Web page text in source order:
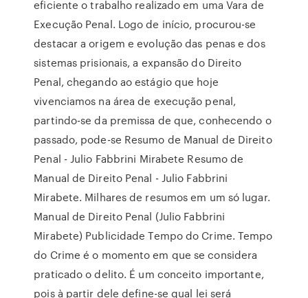
eficiente o trabalho realizado em uma Vara de
Execução Penal. Logo de início, procurou-se
destacar a origem e evolução das penas e dos
sistemas prisionais, a expansão do Direito
Penal, chegando ao estágio que hoje
vivenciamos na área de execução penal,
partindo-se da premissa de que, conhecendo o
passado, pode-se Resumo de Manual de Direito
Penal - Julio Fabbrini Mirabete Resumo de
Manual de Direito Penal - Julio Fabbrini
Mirabete. Milhares de resumos em um só lugar.
Manual de Direito Penal (Julio Fabbrini
Mirabete) Publicidade Tempo do Crime. Tempo
do Crime é o momento em que se considera
praticado o delito. É um conceito importante,
pois à partir dele define-se qual lei será